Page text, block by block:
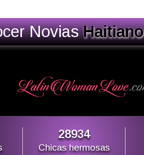
NoviasHaitiano
28934
Chicas hermosas